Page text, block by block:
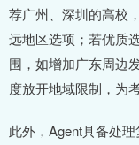
荐广州、深圳的高校
远地区选项；若优质
围，如增加广东周边
度放开地域限制，为
此外，Agent具备处